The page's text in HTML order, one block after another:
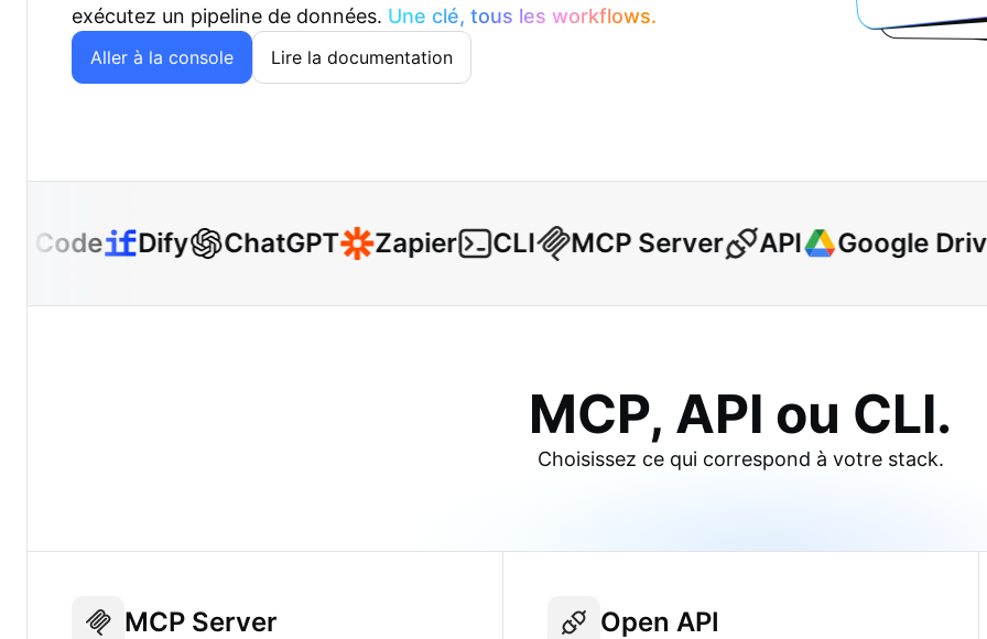
exécutez un pipeline de données. Une clé, tous les workflows.
Aller à la console Lire la documentation
Code Dify ChatGPT Zapier CLI MCP Server API Google Drive
MCP, API ou CLI.
Choisissez ce qui correspond à votre stack.
MCP Server Open API